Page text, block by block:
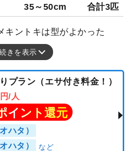
35～50cm 合計3匹
キントキは型がよかった
きを表示
プラン（エサ付き料金！）
円/人
イント還元
ハタ）
ハタ）